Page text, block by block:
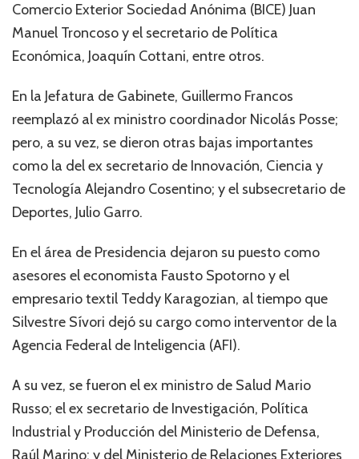
Comercio Exterior Sociedad Anónima (BICE) Juan
Manuel Troncoso y el secretario de Política
Económica, Joaquín Cottani, entre otros.
En la Jefatura de Gabinete, Guillermo Francos
reemplazó al ex ministro coordinador Nicolás Posse;
pero, a su vez, se dieron otras bajas importantes
como la del ex secretario de Innovación, Ciencia y
Tecnología Alejandro Cosentino; y el subsecretario de
Deportes, Julio Garro.
En el área de Presidencia dejaron su puesto como
asesores el economista Fausto Spotorno y el
empresario textil Teddy Karagozian, al tiempo que
Silvestre Sívori dejó su cargo como interventor de la
Agencia Federal de Inteligencia (AFI).
A su vez, se fueron el ex ministro de Salud Mario
Russo; el ex secretario de Investigación, Política
Industrial y Producción del Ministerio de Defensa,
Raúl Marino; y del Ministerio de Relaciones Exteriores